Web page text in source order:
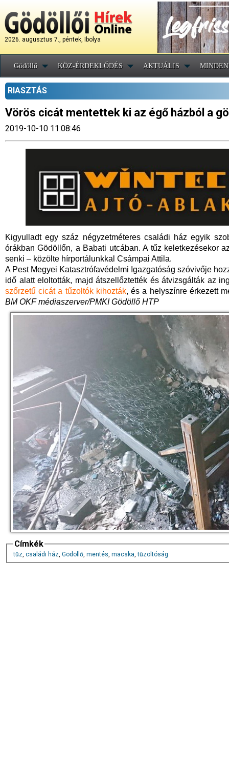
2026. augusztus 7., péntek, Ibolya
Gödöllő KÖZ-ÉRDEKLŐDÉS AKTUÁLIS
RIASZTÁS
Vörös cicát mentettek ki az égő házból a
2019-10-10 11:08:46
Kigyulladt egy száz négyzetméteres családi ház egyik
órákban Gödöllőn, a Babati utcában. A tűz keletkezésekor
senki – közölte hírportálunkkal Csámpai Attila.
A Pest Megyei Katasztrófavédelmi Igazgatóság szóvivője
idő alatt eloltották, majd átszellőztették és átvizsgálták az
szőrzetű cicát a tűzoltók kihozták, és a helyszínre érkezett
BM OKF médiaszerver/PMKI Gödöllő HTP
Címkék
tűz, családi ház, Gödöllő, mentés, macska,tűzoltóság